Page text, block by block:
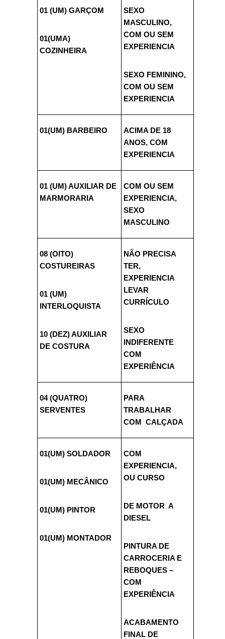
01 (UM) GARÇOM
01(UMA)
COZINHEIRA
SEXO
MASCULINO,
COM OU SEM
EXPERIENCIA
SEXO FEMININO,
COM OU SEM
EXPERIENCIA
01(UM) BARBEIRO
ACIMA DE 18
ANOS, COM
EXPERIENCIA
01 (UM) AUXILIAR DE
MARMORARIA
COM OU SEM
EXPERIENCIA,
SEXO
MASCULINO
08 (OITO)
COSTUREIRAS
01 (UM)
INTERLOQUISTA
10 (DEZ) AUXILIAR
DE COSTURA
NÃO PRECISA
TER,
EXPERIENCIA
LEVAR
CURRÍCULO
SEXO
INDIFERENTE
COM
EXPERIÊNCIA
04 (QUATRO)
SERVENTES
PARA
TRABALHAR
COM CALÇADA
01(UM) SOLDADOR
01(UM) MECÂNICO
01(UM) PINTOR
01(UM) MONTADOR
COM
EXPERIENCIA,
OU CURSO
DE MOTOR A
DIESEL
PINTURA DE
CARROCERIA E
REBOQUES –
COM
EXPERIÊNCIA
ACABAMENTO
FINAL DE